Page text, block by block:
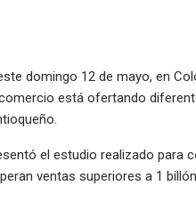
domingo 12 de mayo, en
está ofertando
el estudio realizado para
ventas superiores a 1